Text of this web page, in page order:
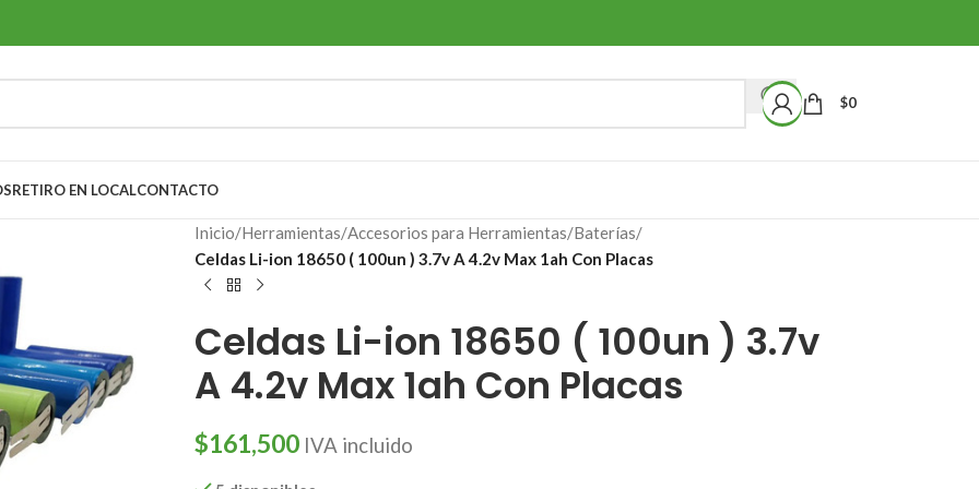
$0
RETIRO EN LOCALCONTACTO
Inicio/Herramientas/Accesorios para Herramientas/Baterías/
Celdas Li-ion 18650 ( 100un ) 3.7v A 4.2v Max 1ah Con Placas
Celdas Li-ion 18650 ( 100un ) 3.7v
A 4.2v Max 1ah Con Placas
$161,500 IVA incluido